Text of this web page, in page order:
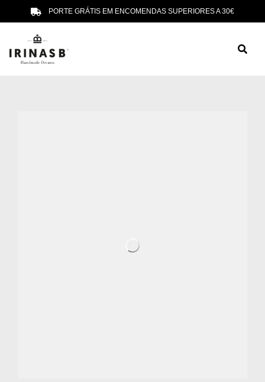
PORTE GRÁTIS EM ENCOMENDAS SUPERIORES A 30€